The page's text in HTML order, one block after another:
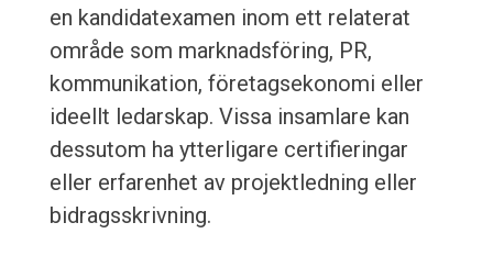
en kandidatexamen inom ett relaterat
område som marknadsföring, PR,
kommunikation, företagsekonomi eller
ideellt ledarskap. Vissa insamlare kan
dessutom ha ytterligare certifieringar
eller erfarenhet av projektledning eller
bidragsskrivning.